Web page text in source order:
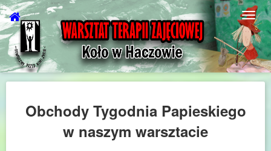
Obchody Tygodnia Papieskiego
w naszym warsztacie